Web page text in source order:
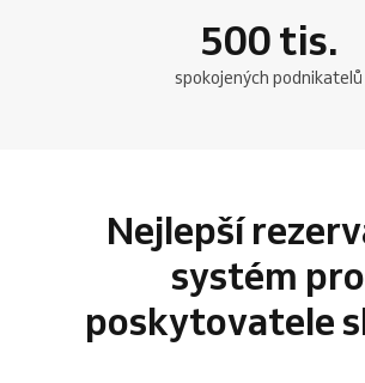
500tis.
spokojených podnikatelů
Nejlepší
systém pro
poskytovatele